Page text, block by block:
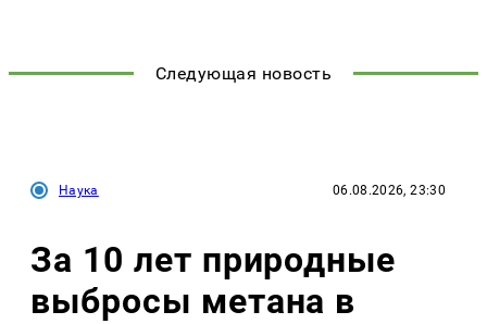
Следующая новость
Наука 06.08.2026, 23:30
За 10 лет природные
выбросы метана в